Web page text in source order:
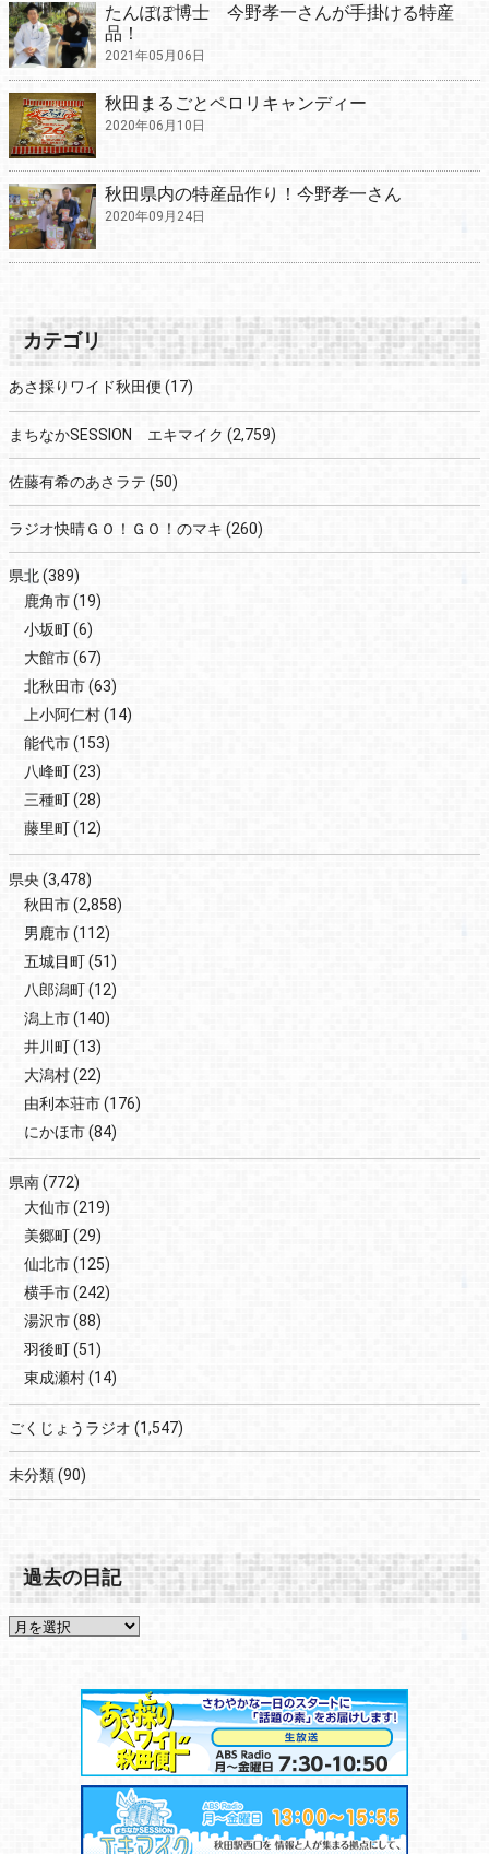
たんぽぽ博士 今野孝一さんが手掛ける特産
品！
2021年05月06日
秋田まるごとペロリキャンディー
2020年06月10日
秋田県内の特産品作り！今野孝一さん
2020年09月24日
カテゴリ
あさ採りワイド秋田便 (17)
まちなかSESSION エキマイク (2,759)
佐藤有希のあさラテ (50)
ラジオ快晴ＧＯ！ＧＯ！のマキ (260)
県北(389)
鹿角市(19)
小坂町(6)
大館市(67)
北秋田市(63)
上小阿仁村(14)
能代市(153)
八峰町(23)
三種町(28)
藤里町(12)
県央 (3,478)
秋田市(2,858)
男鹿市(112)
五城目町(51)
八郎潟町(12)
潟上市(140)
井川町(13)
大潟村(22)
由利本荘市(176)
にかほ市(84)
県南(772)
大仙市(219)
美郷町(29)
仙北市(125)
横手市(242)
湯沢市(88)
羽後町(51)
東成瀬村(14)
ごくじょうラジオ (1,547)
未分類(90)
過去の日記